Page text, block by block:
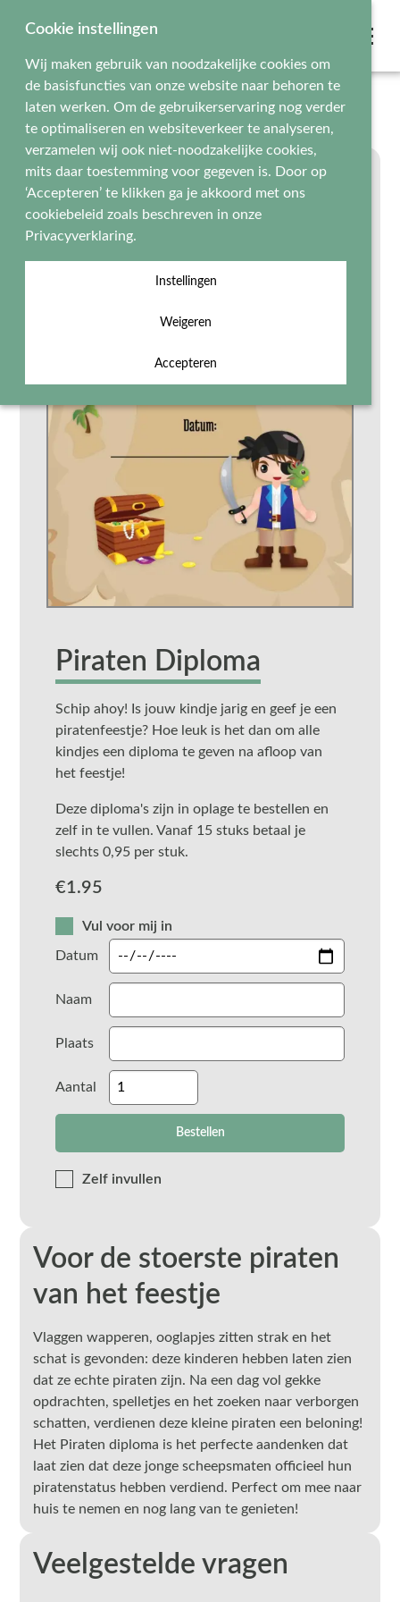
Piraten Diploma
Schip ahoy! Is jouw kindje jarig en geef je een
piratenfeestje? Hoe leuk is het dan om alle
kindjes een diploma te geven na afloop van
het feestje!
Deze diploma's zijn in oplage te bestellen en
zelf in te vullen. Vanaf 15 stuks betaal je
slechts 0,95 per stuk.
€1.95
Vul voor mij in
Datum
Naam
Plaats
Aantal
Zelf invullen
Voor de stoerste piraten
van het feestje
Vlaggen wapperen, ooglapjes zitten strak en het
schat is gevonden: deze kinderen hebben laten zien
dat ze echte piraten zijn. Na een dag vol gekke
opdrachten, spelletjes en het zoeken naar verborgen
schatten, verdienen deze kleine piraten een beloning!
Het Piraten diploma is het perfecte aandenken dat
laat zien dat deze jonge scheepsmaten officieel hun
piratenstatus hebben verdiend. Perfect om mee naar
huis te nemen en nog lang van te genieten!
Veelgestelde vragen
Cookie instellingen
Wij maken gebruik van noodzakelijke cookies om
de basisfuncties van onze website naar behoren te
laten werken. Om de gebruikerservaring nog verder
te optimaliseren en websiteverkeer te analyseren,
verzamelen wij ook niet-noodzakelijke cookies,
mits daar toestemming voor gegeven is. Door op
‘Accepteren’ te klikken ga je akkoord met ons
cookiebeleid zoals beschreven in onze
Privacyverklaring.
Instellingen
Weigeren
Accepteren